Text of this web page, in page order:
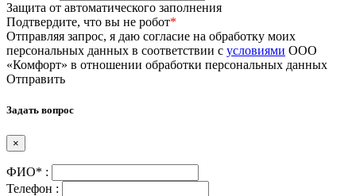
Защита от автоматического заполнения
Подтвердите, что вы не робот*
Отправляя запрос, я даю согласие на обработку моих
персональных данных в соответствии с условиями ООО
«Комфорт» в отношении обработки персональных данных
Отправить
Задать вопрос
×
ФИО* :
Телефон :